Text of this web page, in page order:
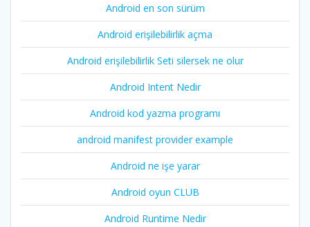
Android en son sürüm
Android erişilebilirlik açma
Android erişilebilirlik Seti silersek ne olur
Android Intent Nedir
Android kod yazma programı
android manifest provider example
Android ne işe yarar
Android oyun CLUB
Android Runtime Nedir